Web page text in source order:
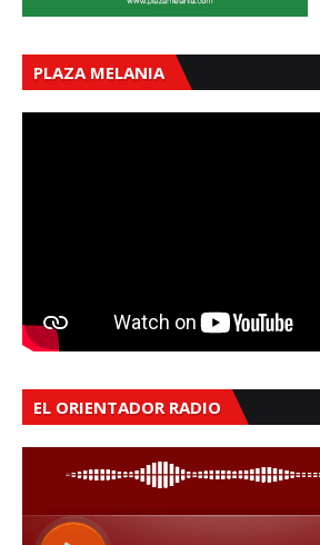
PLAZA MELANIA
EL ORIENTADOR RADIO